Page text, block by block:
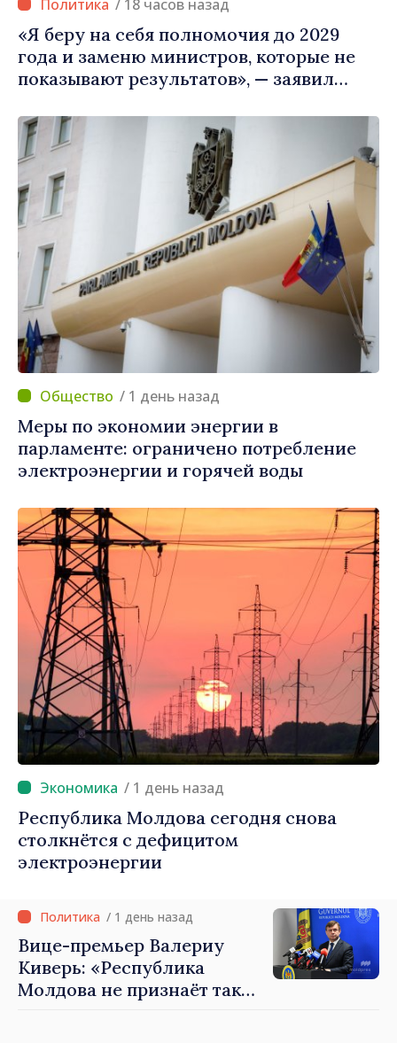
/ 18 часов назад
«Я беру на себя полномочия до 2029
года и заменю министров, которые не
показывают результатов», — заявил
/ 1 день назад
Меры по экономии энергии в
парламенте: ограничено потребление
электроэнергии и горячей воды
/ 1 день назад
Республика Молдова сегодня снова
столкнётся с дефицитом
электроэнергии
/ 1 день назад
Вице-премьер Валериу
Киверь: «Республика
Молдова не признаёт так